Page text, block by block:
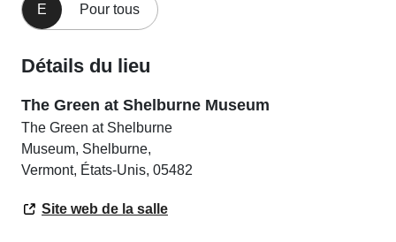
E Pour tous
Détails du lieu
The Green at Shelburne Museum
The Green at Shelburne
Museum, Shelburne,
Vermont, États-Unis, 05482
Site web de la salle